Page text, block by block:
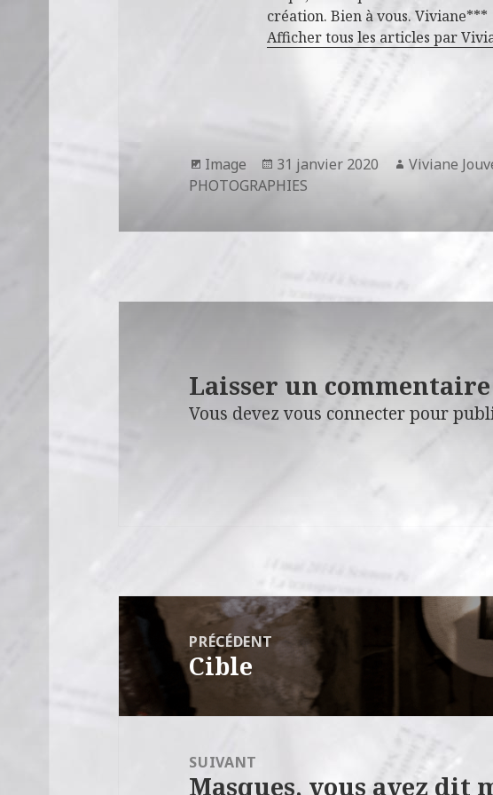
création. Bien à vous. Viviane***
Afficher tous les articles par
Format
Image
Publié
le
31 janvier 2020 Auteur
Viviane
PHOTOGRAPHIES
Laisser un commentaire
Vous devezvous connecterpour
Navigation
l’article
PRÉCÉDENT
Article
précédent :
Cible
SUIVANT
Article
Masques, vous avez dit